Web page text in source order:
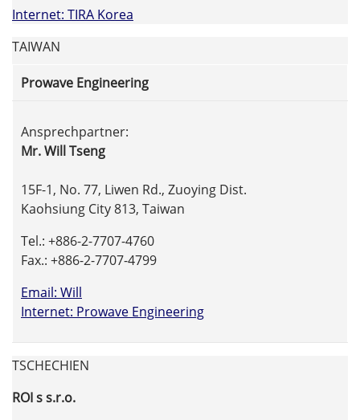
Internet: TIRA Korea
TAIWAN
Prowave Engineering
Ansprechpartner:
Mr. Will Tseng
15F-1, No. 77, Liwen Rd., Zuoying Dist.
Kaohsiung City 813, Taiwan
Tel.: +886-2-7707-4760
Fax.: +886-2-7707-4799
Email: Will
Internet: Prowave Engineering
TSCHECHIEN
ROI s s.r.o.